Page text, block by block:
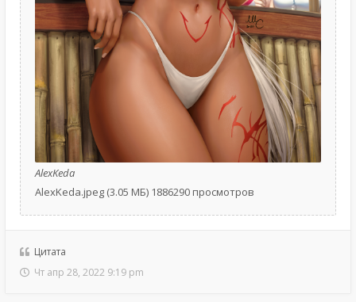
AlexKeda
AlexKeda.jpeg (3.05 МБ) 1886290 просмотров
Цитата
Чт апр 28, 2022 9:19 pm